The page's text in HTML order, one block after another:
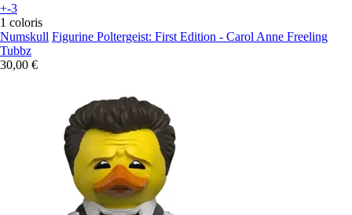
+-3
1 coloris
Numskull Figurine Poltergeist: First Edition - Carol Anne Freeling
Tubbz
30,00 €